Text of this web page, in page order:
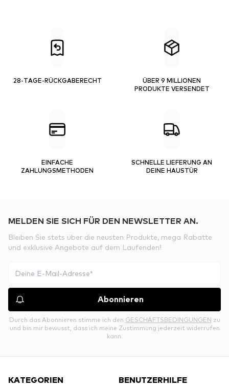
28-TAGE-RÜCKGABERECHT
ÜBER 9 MILLIONEN
PRODUKTE VERSENDET
EINFACHE
ZAHLUNGSMETHODEN
SCHNELLE LIEFERUNG AN
DEINE HAUSTÜR
MELDEN SIE SICH FÜR DEN NEWSLETTER AN.
Bleiben Sie stets über die neusten Produkte, mega Rabatte
und exklusive Angebote auf dem Laufenden!
Abonnieren
Durch das Abonnieren stimme ich den GESCHÄFTSBEDINGUNGEN zu
und bin mir bewusst, dass ich meine Zustimmung jederzeit widerrufen
kann.
KATEGORIEN BENUTZERHILFE